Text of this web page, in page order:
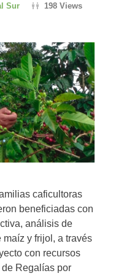
Sur
198 Views
caficultoras
beneficiadas con
análisis de
y frijol, a través
con recursos
Regalías por